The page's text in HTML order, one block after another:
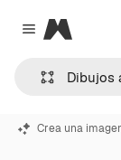
Close menu
Magnific
Crea una